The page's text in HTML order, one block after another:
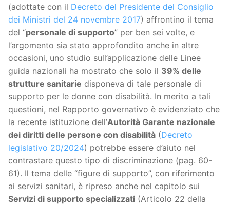
(adottate con il Decreto del Presidente del Consiglio
dei Ministri del 24 novembre 2017) affrontino il tema
del “personale di supporto” per ben sei volte, e
l’argomento sia stato approfondito anche in altre
occasioni, uno studio sull’applicazione delle Linee
guida nazionali ha mostrato che solo il 39% delle
strutture sanitarie disponeva di tale personale di
supporto per le donne con disabilità. In merito a tali
questioni, nel Rapporto governativo è evidenziato che
la recente istituzione dell’Autorità Garante nazionale
dei diritti delle persone con disabilità (Decreto
legislativo 20/2024) potrebbe essere d’aiuto nel
contrastare questo tipo di discriminazione (pag. 60-
61). Il tema delle “figure di supporto”, con riferimento
ai servizi sanitari, è ripreso anche nel capitolo sui
Servizi di supporto specializzati (Articolo 22 della